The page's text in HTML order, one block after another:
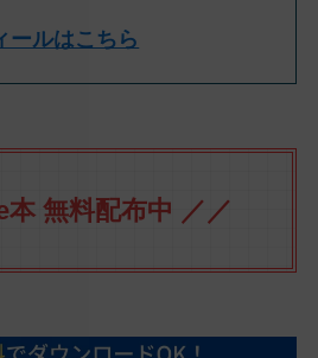
ールはこちら
無料配布中 ／／